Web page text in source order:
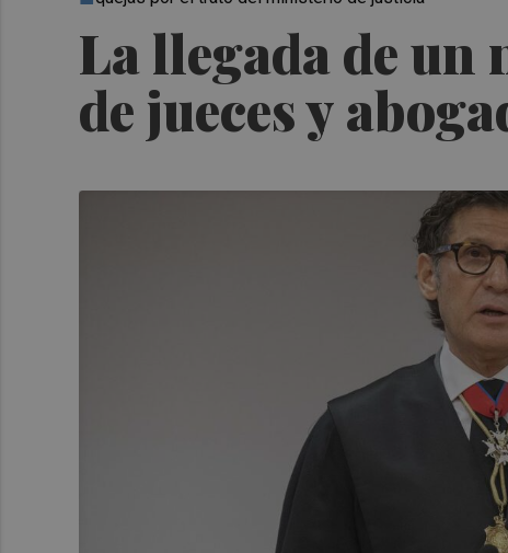
La llegada de un
de jueces y